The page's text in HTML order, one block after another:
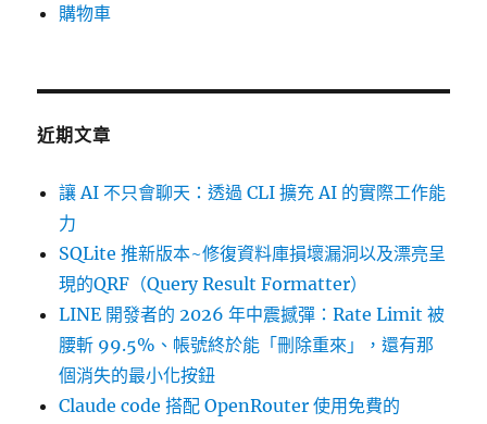
購物車
近期文章
讓 AI 不只會聊天：透過 CLI 擴充 AI 的實際工作能
力
SQLite 推新版本~修復資料庫損壞漏洞以及漂亮呈
現的QRF（Query Result Formatter）
LINE 開發者的 2026 年中震撼彈：Rate Limit 被
腰斬 99.5%、帳號終於能「刪除重來」，還有那
個消失的最小化按鈕
Claude code 搭配 OpenRouter 使用免費的